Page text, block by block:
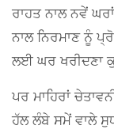
ਰਾਹਤ ਨਾਲ ਨਵੇਂ
ਨਾਲ ਨਿਰਮਾਣ ਨੂੰ
ਲਈ ਘਰ ਖਰੀਦਣਾ
ਪਰ ਮਾਹਿਰਾਂ
ਹੱਲ ਲੰਬੇ ਸਮੇਂ ਵਾਲੇ